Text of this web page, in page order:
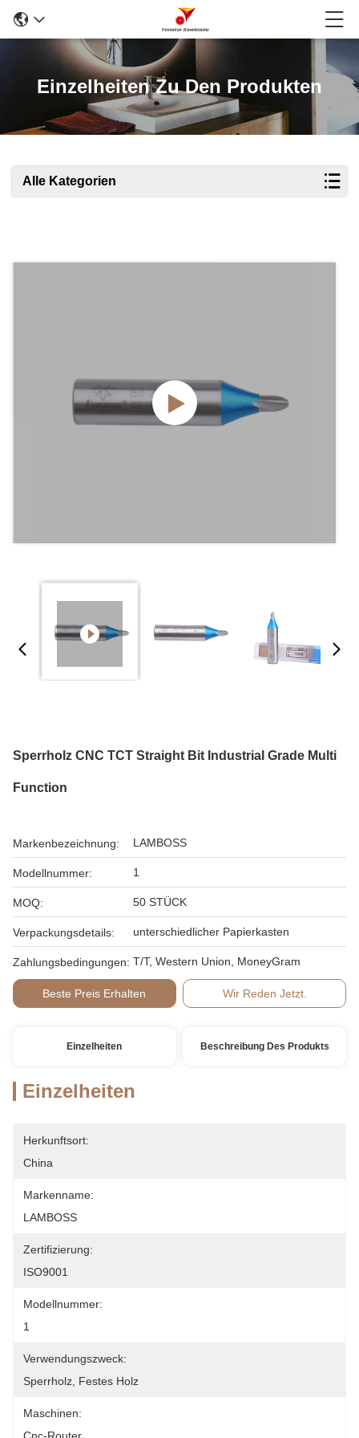
Einzelheiten Zu Den Produkten
Alle Kategorien
Sperrholz CNC TCT Straight Bit Industrial Grade Multi
Function
Markenbezeichnung: LAMBOSS
Modellnummer: 1
MOQ: 50 STÜCK
Verpackungsdetails: unterschiedlicher Papierkasten
Zahlungsbedingungen: T/T, Western Union, MoneyGram
Beste Preis Erhalten Wir Reden Jetzt.
Einzelheiten Beschreibung Des Produkts
Einzelheiten
Herkunftsort:
China
Markenname:
LAMBOSS
Zertifizierung:
ISO9001
Modellnummer:
1
Verwendungszweck:
Sperrholz, Festes Holz
Maschinen: